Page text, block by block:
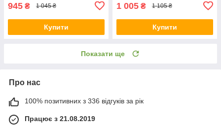
945 ₴ 1 045 ₴
Купити
1 005 ₴ 1 105 ₴
Купити
Показати ще
Про нас
100% позитивних з 336 відгуків за рік
Працює з 21.08.2019